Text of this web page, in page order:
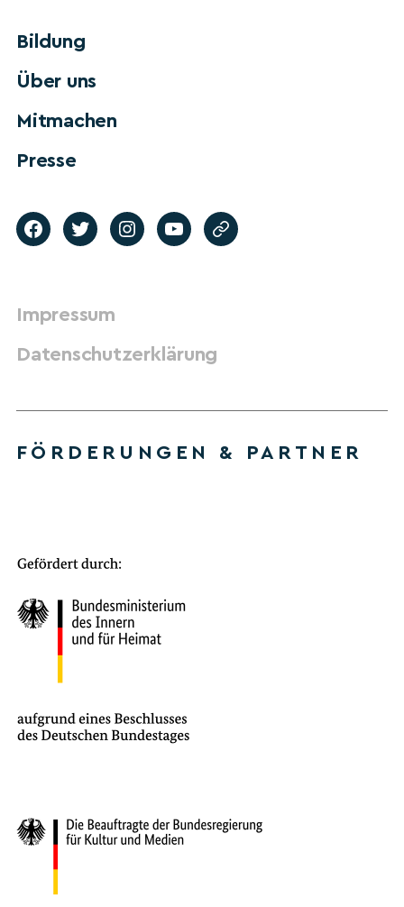
Bildung
Über uns
Mitmachen
Presse
Impressum
Datenschutzerklärung
FÖRDERUNGEN & PARTNER